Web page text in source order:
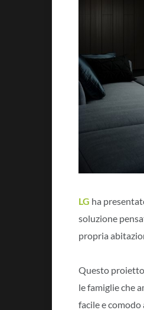
LG ha
soluzione
propria
Questo
le famiglie che
facile e